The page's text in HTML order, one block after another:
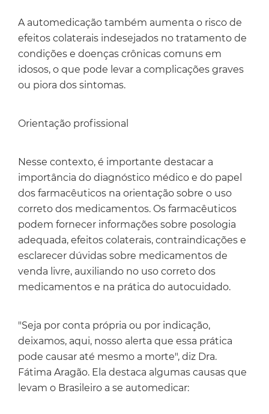
A automedicação também aumenta o risco de
efeitos colaterais indesejados no tratamento de
condições e doenças crônicas comuns em
idosos, o que pode levar a complicações graves
ou piora dos sintomas.
Orientação profissional
Nesse contexto, é importante destacar a
importância do diagnóstico médico e do papel
dos farmacêuticos na orientação sobre o uso
correto dos medicamentos. Os farmacêuticos
podem fornecer informações sobre posologia
adequada, efeitos colaterais, contraindicações e
esclarecer dúvidas sobre medicamentos de
venda livre, auxiliando no uso correto dos
medicamentos e na prática do autocuidado.
"Seja por conta própria ou por indicação,
deixamos, aqui, nosso alerta que essa prática
pode causar até mesmo a morte", diz Dra.
Fátima Aragão. Ela destaca algumas causas que
levam o Brasileiro a se automedicar: